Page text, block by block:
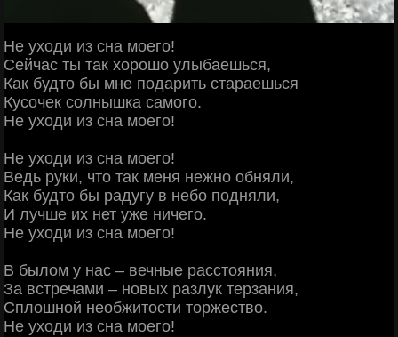
Не уходи из сна моего!
Сейчас ты так хорошо улыбаешься,
Как будто бы мне подарить стараешься
Кусочек солнышка самого.
Не уходи из сна моего!
Не уходи из сна моего!
Ведь руки, что так меня нежно обняли,
Как будто бы радугу в небо подняли,
И лучше их нет уже ничего.
Не уходи из сна моего!
В былом у нас – вечные расстояния,
За встречами – новых разлук терзания,
Сплошной необжитости торжество.
Не уходи из сна моего!